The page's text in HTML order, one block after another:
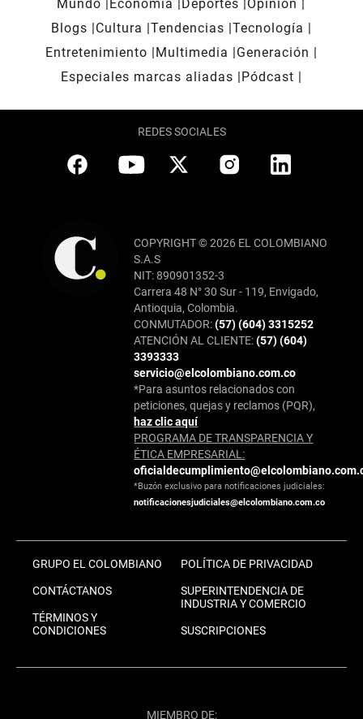
Mundo Economía Deportes
Opinión
Blogs
Cultura Tendencias Tecnología
Entretenimiento
Multimedia
Generación
Especiales marcas aliadas
Pódcast
REDES SOCIALES
COPYRIGHT © 2026 EL COLOMBIANO
S.A.S
NIT: 890901352-3
Carrera 48 N° 30 Sur - 119, Envigado,
Antioquia, Colombia.
CONMUTADOR:(57) (604) 3315252
ATENCIÓN AL CLIENTE:(57) (604)
3393333
servicio@elcolombiano.com.co
*Para asuntos relacionados con
peticiones, quejas y reclamos (PQR),
haz clic aquí
PROGRAMA DE TRANSPARENCIA Y
ÉTICA EMPRESARIAL:
*Buzón exclusivo para notificaciones judiciales:
notificacionesjudiciales@elcolombiano.com.co
GRUPO EL COLOMBIANO
CONTÁCTANOS
TÉRMINOS Y
CONDICIONES
POLÍTICA DE PRIVACIDAD
SUPERINTENDENCIA DE
INDUSTRIA Y COMERCIO
SUSCRIPCIONES
MIEMBRO DE: